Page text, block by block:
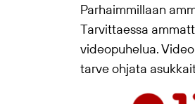
Parhaimmillaan
Tarvittaessa
videopuhelua.
tarve ohjata